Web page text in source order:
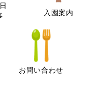
入園案内
お問い合わせ